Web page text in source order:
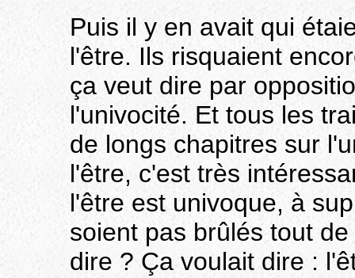
Puis il y en avait qui
l'être. Ils risquaient
ça veut dire par
l'univocité. Et tous les
de longs chapitres sur
l'être, c'est très
l'être est univoque, à
soient pas brûlés tout
dire ? Ça voulait dire :